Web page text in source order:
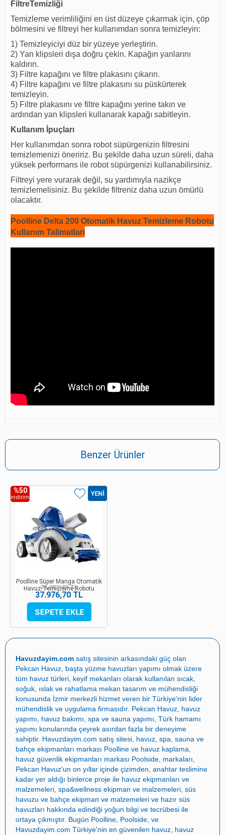
FiltreTemizliği
Temizleme verimliliğini en üst düzeye çıkarmak için, çöp
bölmesini ve filtreyi her kullanımdan sonra temizleyin:
1) Temizleyiciyi düz bir yüzeye yerleştirin.
2) Yan klipsleri dışa doğru çekin. Kapağın yanlarını
kaldırın.
3) Filtre kapağını ve filtre plakasını çıkarın.
4) Filtre kapağını ve filtre plakasını su püskürterek
temizleyin.
5) Filtre plakasını ve filtre kapağını yerine takın ve
ardından yan klipsleri kullanarak kapağı sabitleyin.
Kullanım İpuçları
Her kullanımdan sonra robot süpürgenizin filtresini
temizlemenizi öneririz. Bu şekilde daha uzun süreli, daha
yüksek performans ile robot süpürgenizi kullanabilirsiniz.
Filtreyi yere vurarak değil, su yardımıyla nazikçe
temizlemelisiniz. Bu şekilde filtreniz daha uzun ömürlü
olacaktır.
Poolline Delta 200 Otomatik Havuz Temizleme Robotu
Kullanım Talimatları
Benzer Ürünler
%50
indirim
Poolline Süper Manga Otomatik
Havuz Temizleme Robotu
75.953,40 TL
37.976,70 TL
Havuzdayim.com satış sitesinin arkasındaki güç olan
Pekcan Havuz , başta yüzme havuzları yapımı olmak üzere
tüm havuz türleri, keyif mekanları olarak kullanılan sıcak,
soğuk, ıslak ve rahatlama mekan tasarım ve mühendisliği
konusunda İzmir merkezli hizmet veren bir Türkiye'nin lider
mühendislik ve uygulama firmasıdır. Pekcan Havuz havuz
yapımı
havuz bakımı spa ve sauna yapımı Türk hamamı
yapımı konularında çeyrek asırdan fazla bir deneyime
sahiptir. Havuzdayim.com satış sitesi, havuz, spa, sauna ve
bahçe ekipmanları markası Poolline ve havuz kaplama,
havuz güvenlik ekipmanları markası Poolside , markaları,
Pekcan Havuz'un on yıllar içinde çizimden, anahtar teslimine
kadar yer aldığı binlerce proje ile havuz ekipmanları ve
malzemeleri spa&wellness ekipman ve malzemeleri süs
havuzu ve bahçe ekipman ve malzemeleri ve hazır süs
havuzları hakkında edindiği yoğun bilgi ve tecrübesi ile
ortaya çıkmıştır. Bugün Poolline Poolside , ve
Havuzdayim.com Türkiye'nin en güvenilen havuz havuz